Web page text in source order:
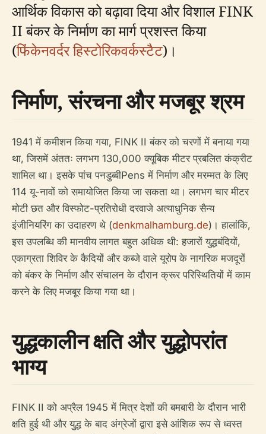
आर्थिक विकास को बढ़ावा दिया और विशाल FINK
II बंकर के निर्माण का मार्ग प्रशस्त किया
(फिंकेनवर्दर हिस्टोरिकवर्कस्टैट)।
निर्माण, संरचना और मजबूर श्रम
1941 में कमीशन किया गया, FINK II बंकर को चरणों में बनाया गया
था, जिसमें अंततः लगभग 130,000 क्यूबिक मीटर प्रबलित कंक्रीट
शामिल था। इसके पांच पनडुब्बीPens में निर्माण और मरम्मत के लिए
114 यू-नावों को समायोजित किया जा सकता था। लगभग चार मीटर
मोटी छत और विस्फोट-प्रतिरोधी दरवाजे अत्याधुनिक सैन्य
इंजीनियरिंग का उदाहरण थे (denkmalhamburg.de)। हालांकि,
इस उपलब्धि की मानवीय लागत बहुत अधिक थी: हजारों युद्धबंदियों,
एकाग्रता शिविर के कैदियों और कब्जे वाले यूरोप के नागरिक मजदूरों
को बंकर के निर्माण और संचालन के दौरान क्रूर परिस्थितियों में काम
करने के लिए मजबूर किया गया था।
युद्धकालीन क्षति और युद्धोपरांत
भाग्य
FINK II को अप्रैल 1945 में मित्र देशों की बमबारी के दौरान भारी
क्षति हुई थी और युद्ध के बाद अंग्रेजों द्वारा इसे आंशिक रूप से ध्वस्त